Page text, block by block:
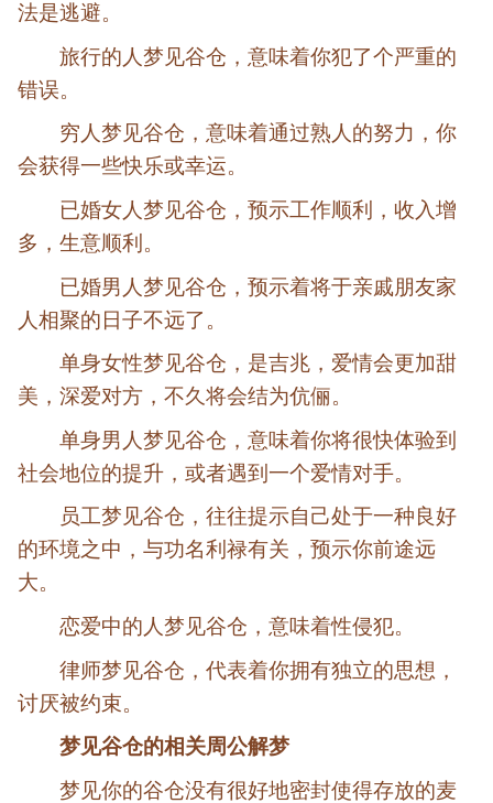
法是逃避。
旅行的人梦见谷仓，意味着你犯了个严重的
错误。
穷人梦见谷仓，意味着通过熟人的努力，你
会获得一些快乐或幸运。
已婚女人梦见谷仓，预示工作顺利，收入增
多，生意顺利。
已婚男人梦见谷仓，预示着将于亲戚朋友家
人相聚的日子不远了。
单身女性梦见谷仓，是吉兆，爱情会更加甜
美，深爱对方，不久将会结为伉俪。
单身男人梦见谷仓，意味着你将很快体验到
社会地位的提升，或者遇到一个爱情对手。
员工梦见谷仓，往往提示自己处于一种良好
的环境之中，与功名利禄有关，预示你前途远
大。
恋爱中的人梦见谷仓，意味着性侵犯。
律师梦见谷仓，代表着你拥有独立的思想，
讨厌被约束。
梦见谷仓的相关周公解梦
梦见你的谷仓没有很好地密封使得存放的麦